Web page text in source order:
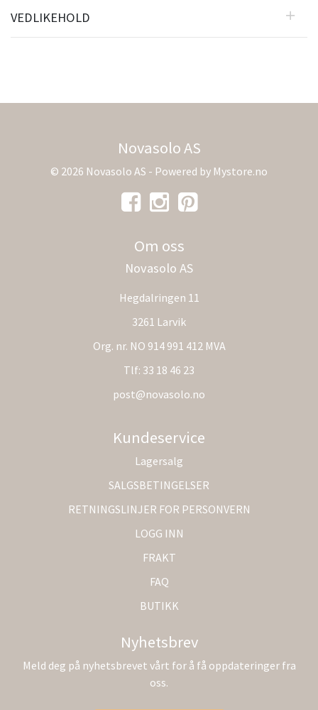
VEDLIKEHOLD
Novasolo AS
© 2026 Novasolo AS - Powered by Mystore.no
Om oss
Novasolo AS
Hegdalringen 11
3261 Larvik
Org. nr. NO 914 991 412 MVA
Tlf: 33 18 46 23
post@novasolo.no
Kundeservice
Lagersalg
SALGSBETINGELSER
RETNINGSLINJER FOR PERSONVERN
LOGG INN
FRAKT
FAQ
BUTIKK
Nyhetsbrev
Meld deg på nyhetsbrevet vårt for å få oppdateringer fra
oss.